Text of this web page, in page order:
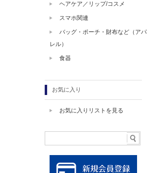
ヘアケア／リップ/コスメ
スマホ関連
バッグ・ポーチ・財布など（アパ
レル）
食器
お気に入り
お気に入りリストを見る